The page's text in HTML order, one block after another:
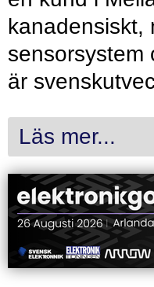
kanadensiskt,
sensorsystem
är
Läs mer...